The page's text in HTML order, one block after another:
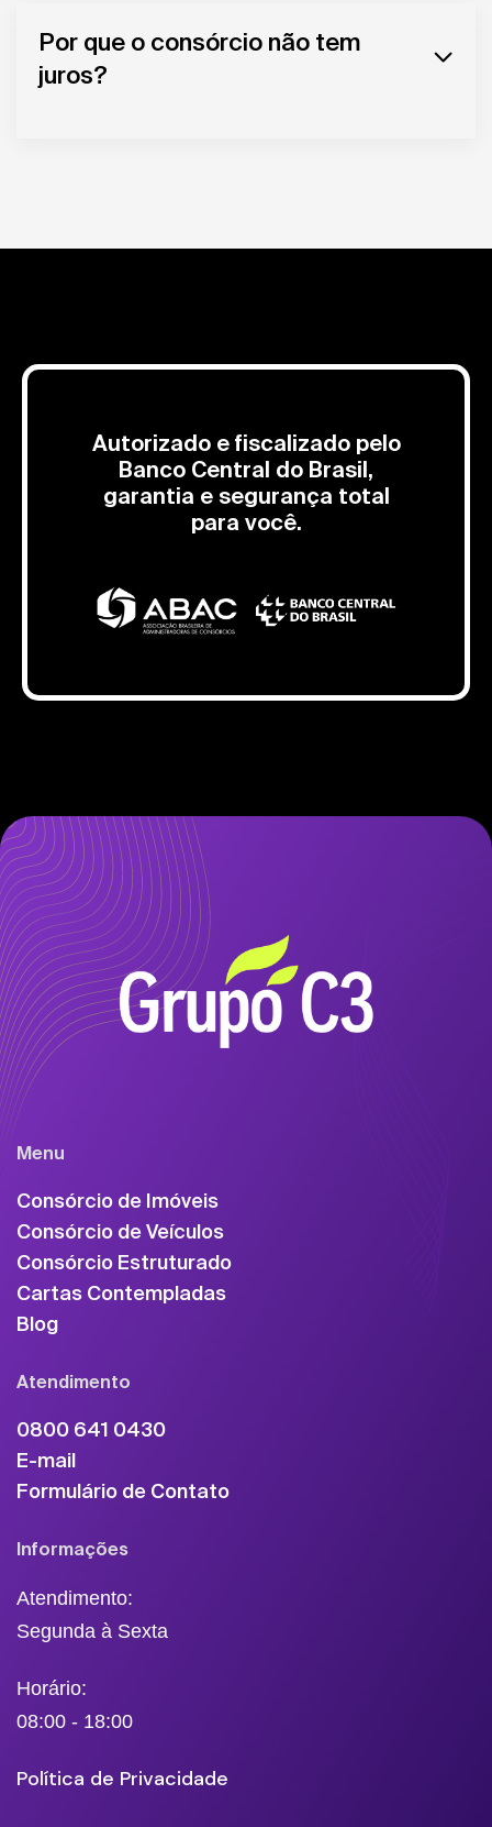
Por que o consórcio não tem
juros?
Autorizado e fiscalizado pelo
Banco Central do Brasil,
garantia e segurança total
para você.
Menu
Consórcio de Imóveis
Consórcio de Veículos
Consórcio Estruturado
Cartas Contempladas
Blog
Atendimento
0800 641 0430
E-mail
Formulário de Contato
Informações
Atendimento:
Segunda à Sexta
Horário:
08:00 - 18:00
Política de Privacidade